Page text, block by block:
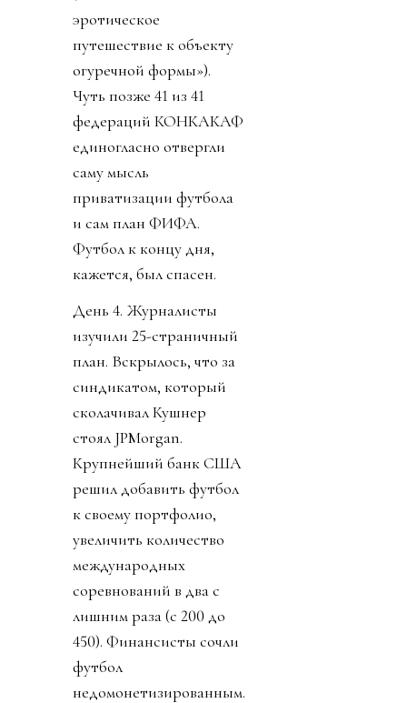
эротическое
путешествие к объекту
огуречной формы»).
Чуть позже 41 из 41
федераций КОНКАКАФ
единогласно отвергли
саму мысль
приватизации футбола
и сам план ФИФА.
Футбол к концу дня,
кажется, был спасен.
День 4. Журналисты
изучили 25-страничный
план. Вскрылось, что за
синдикатом, который
сколачивал Кушнер
стоял JPMorgan.
Крупнейший банк США
решил добавить футбол
к своему портфолио,
увеличить количество
международных
соревнований в два с
лишним раза (с 200 до
450). Финансисты сочли
футбол
недомонетизированным.